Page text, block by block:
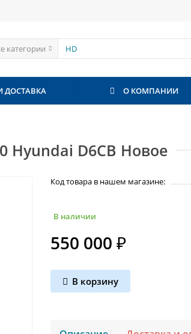
категории
ДОСТАВКА О КОМПАНИИ
Hyundai D6CB Новое
Код товара в нашем магазине:
В наличии
550 000 ₽
В корзину